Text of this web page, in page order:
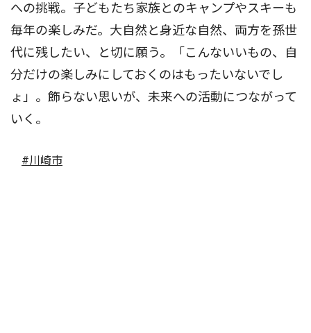
への挑戦。子どもたち家族とのキャンプやスキーも
毎年の楽しみだ。大自然と身近な自然、両方を孫世
代に残したい、と切に願う。「こんないいもの、自
分だけの楽しみにしておくのはもったいないでし
ょ」。飾らない思いが、未来への活動につながって
いく。
#川崎市